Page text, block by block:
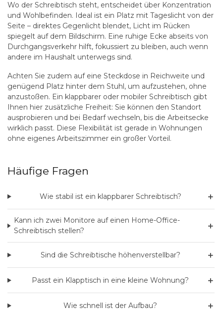
Wo der Schreibtisch steht, entscheidet über Konzentration
und Wohlbefinden. Ideal ist ein Platz mit Tageslicht von der
Seite – direktes Gegenlicht blendet, Licht im Rücken
spiegelt auf dem Bildschirm. Eine ruhige Ecke abseits von
Durchgangsverkehr hilft, fokussiert zu bleiben, auch wenn
andere im Haushalt unterwegs sind.
Achten Sie zudem auf eine Steckdose in Reichweite und
genügend Platz hinter dem Stuhl, um aufzustehen, ohne
anzustoßen. Ein klappbarer oder mobiler Schreibtisch gibt
Ihnen hier zusätzliche Freiheit: Sie können den Standort
ausprobieren und bei Bedarf wechseln, bis die Arbeitsecke
wirklich passt. Diese Flexibilität ist gerade in Wohnungen
ohne eigenes Arbeitszimmer ein großer Vorteil.
Häufige Fragen
Wie stabil ist ein klappbarer Schreibtisch? ＋
Kann ich zwei Monitore auf einen Home-Office-
Schreibtisch stellen?
＋
Sind die Schreibtische höhenverstellbar? ＋
Passt ein Klapptisch in eine kleine Wohnung? ＋
Wie schnell ist der Aufbau? ＋